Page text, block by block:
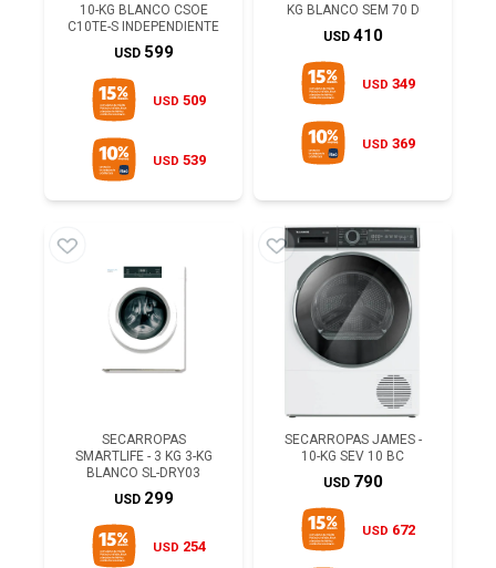
10-KG BLANCO CSOE
C10TE-S INDEPENDIENTE
USD 599
USD 509
USD 539
KG BLANCO SEM 70 D
USD 410
USD 349
USD 369
SECARROPAS
SMARTLIFE - 3 KG 3-KG
BLANCO SL-DRY03
USD 299
USD 254
SECARROPAS JAMES -
10-KG SEV 10 BC
USD 790
USD 672